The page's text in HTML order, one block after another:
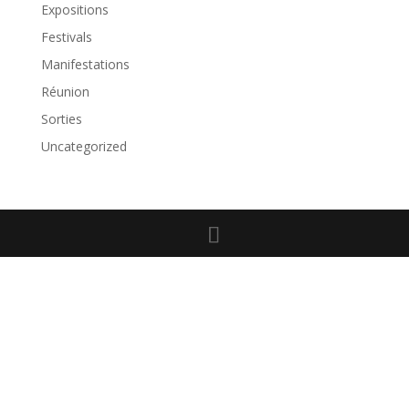
Expositions
Festivals
Manifestations
Réunion
Sorties
Uncategorized